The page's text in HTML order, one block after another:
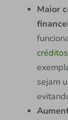
Maior
créditos
sejam